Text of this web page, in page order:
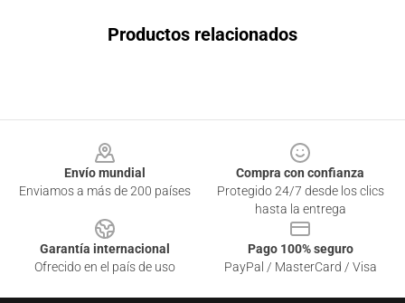
Productos relacionados
Envío mundial
Enviamos a más de 200 países
Compra con confianza
Protegido 24/7 desde los clics
hasta la entrega
Garantía internacional
Ofrecido en el país de uso
Pago 100% seguro
PayPal / MasterCard / Visa